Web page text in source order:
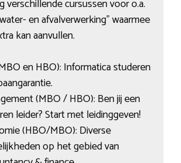
verschillende cursussen voor o.a.
en afvalverwerking” waarmee
kan aanvullen.
en HBO): Informatica studeren
(MBO / HBO): Ben jij een
leider? Start met leidinggeven!
(HBO/MBO): Diverse
op het gebied van